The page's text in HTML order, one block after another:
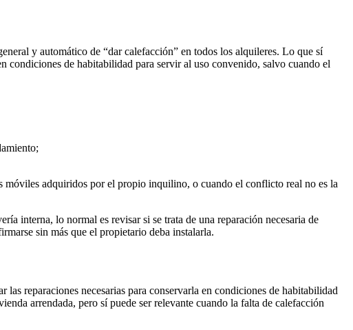
y automático de “dar calefacción” en todos los alquileres. Lo que sí
condiciones de habitabilidad para servir al uso convenido, salvo cuando el
móviles adquiridos por el propio inquilino, o cuando el conflicto real no es la
interna, lo normal es revisar si se trata de una reparación necesaria de
sin más que el propietario deba instalarla.
las reparaciones necesarias para conservarla en condiciones de habitabilidad
arrendada, pero sí puede ser relevante cuando la falta de calefacción